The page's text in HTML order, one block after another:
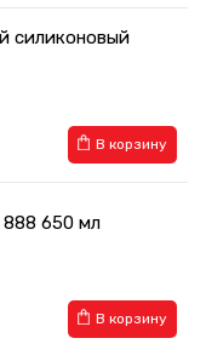
силиконовый
В корзину
888 650 мл
В корзину